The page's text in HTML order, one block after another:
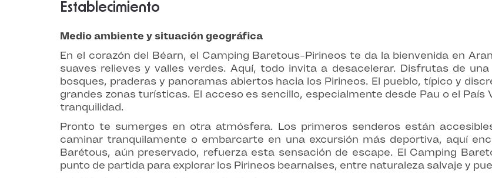
Establecimiento
Medio ambiente y situación geográfica
En el corazón del Béarn, el Camping Baretous-Pirineos te da la bienvenida en
suaves relieves y valles verdes. Aquí, todo invita a desacelerar. Disfrutas de una
bosques, praderas y panoramas abiertos hacia los Pirineos. El pueblo, típico y
grandes zonas turísticas. El acceso es sencillo, especialmente desde Pau o el
tranquilidad.
Pronto te sumerges en otra atmósfera. Los primeros senderos están
caminar tranquilamente o embarcarte en una excursión más deportiva, aquí
Barétous, aún preservado, refuerza esta sensación de escape. El Camping
punto de partida para explorar los Pirineos bearnaises, entre naturaleza salvaje y